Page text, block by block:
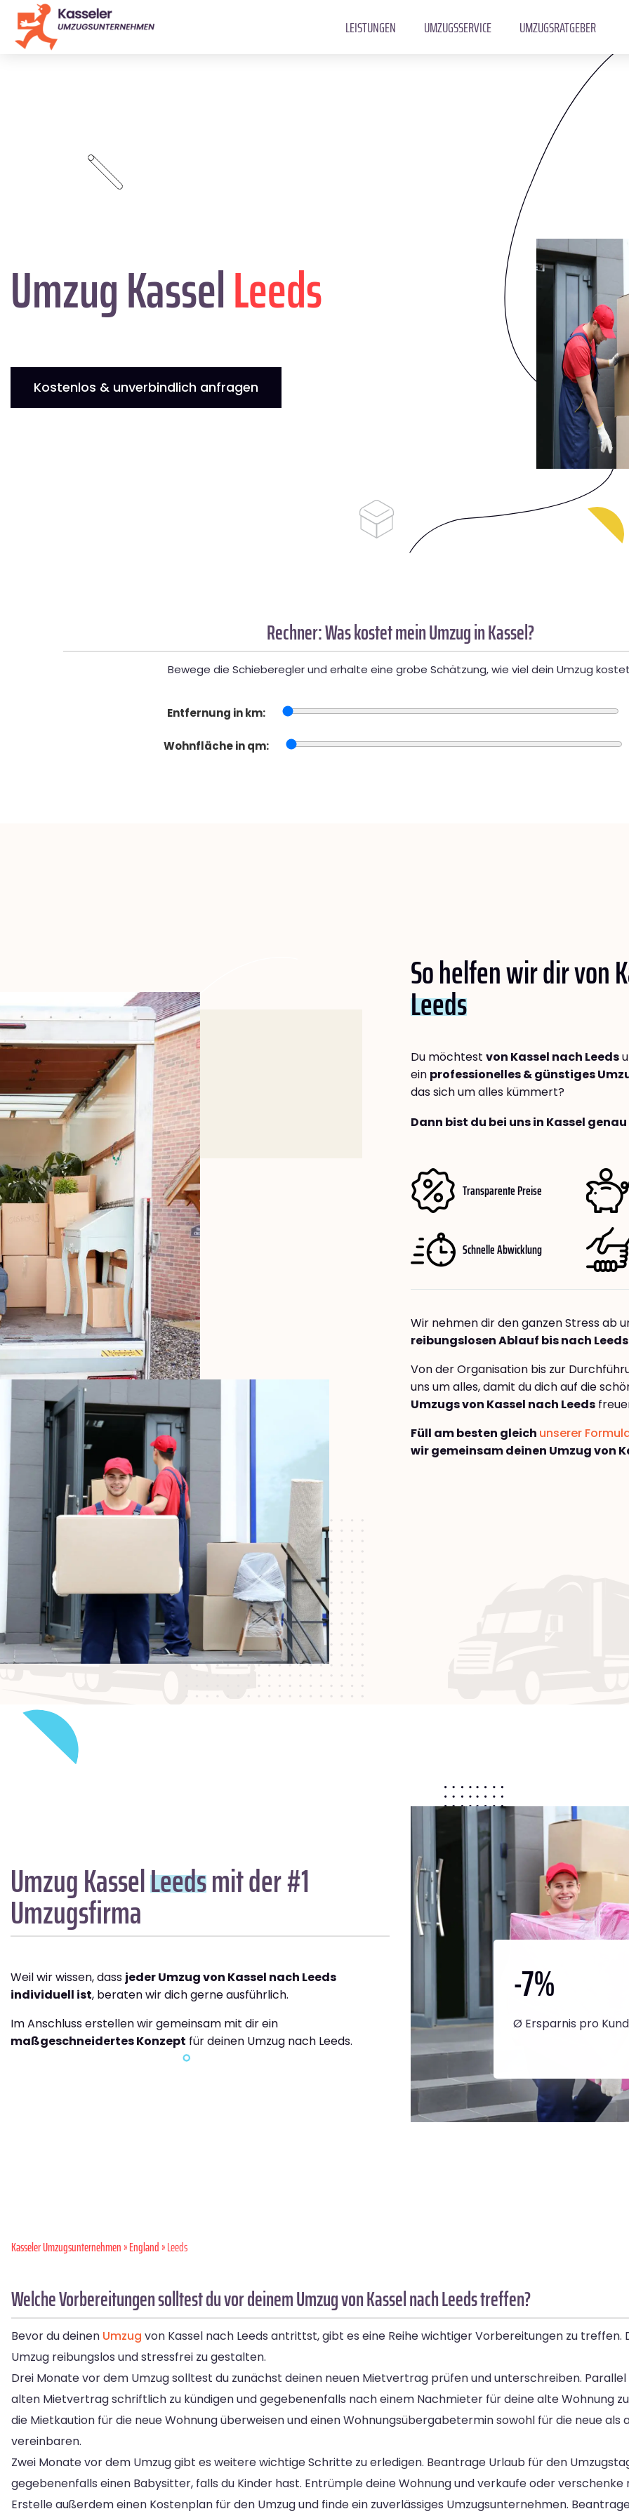
LEISTUNGEN UMZUGSSERVICE UMZUGSRATGEBER
Umzug KasselLeeds
Kostenlos & unverbindlich anfragen
Rechner: Was kostet mein Umzug in Kassel?
Bewege die Schieberegler und erhalte eine grobe Schätzung, wie viel dein Umzug
Entfernung in km:
Wohnfläche in qm:
So helfen wir dir von
Leeds
Du möchtest von Kassel nach Leeds
ein professionelles & günstiges
das sich um alles kümmert?
Dann bist du bei uns in Kassel
Transparente Preise
Schnelle Abwicklung
Wir nehmen dir den ganzen Stress ab
reibungslosen Ablauf bis nach Leeds
Von der Organisation bis zur
uns um alles, damit du dich auf die
Umzugs von Kassel nach Leeds
Füll am besten gleich unserer
wir gemeinsam deinen Umzug von
Umzug KasselLeedsmit der #1
Umzugsfirma
Weil wir wissen, dass jeder Umzug von Kassel nach Leeds
individuell ist, beraten wir dich gerne ausführlich.
Im Anschluss erstellen wir gemeinsam mit dir ein
maßgeschneidertes Konzept für deinen Umzug nach Leeds.
-7%
Ø Ersparnis pro
Kasseler Umzugsunternehmen»England» Leeds
Welche Vorbereitungen solltest du vor deinem Umzug von Kassel nach Leeds treffen?
Bevor du deinen Umzug von Kassel nach Leeds antrittst, gibt es eine Reihe wichtiger Vorbereitungen zu treffen.
Umzug reibungslos und stressfrei zu gestalten.
Drei Monate vor dem Umzug solltest du zunächst deinen neuen Mietvertrag prüfen und unterschreiben. Parallel
alten Mietvertrag schriftlich zu kündigen und gegebenenfalls nach einem Nachmieter für deine alte Wohnung
die Mietkaution für die neue Wohnung überweisen und einen Wohnungsübergabetermin sowohl für die neue als
vereinbaren.
Zwei Monate vor dem Umzug gibt es weitere wichtige Schritte zu erledigen. Beantrage Urlaub für den
gegebenenfalls einen Babysitter, falls du Kinder hast. Entrümple deine Wohnung und verkaufe oder
Erstelle außerdem einen Kostenplan für den Umzug und finde ein zuverlässiges Umzugsunternehmen.